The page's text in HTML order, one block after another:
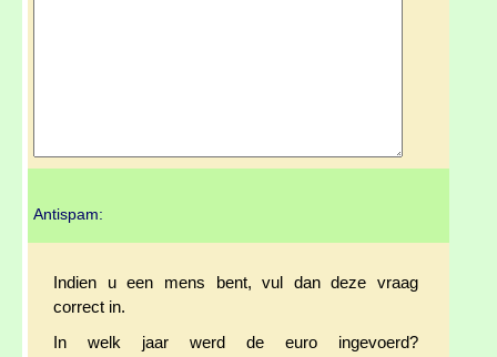
Antispam:
Indien u een mens bent, vul dan deze vraag
correct in.
In welk jaar werd de euro ingevoerd?